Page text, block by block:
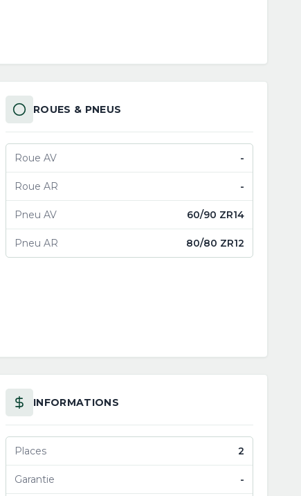
ROUES & PNEUS
Roue AV -
Roue AR -
Pneu AV 60/90 ZR14
Pneu AR 80/80 ZR12
INFORMATIONS
Places 2
Garantie -